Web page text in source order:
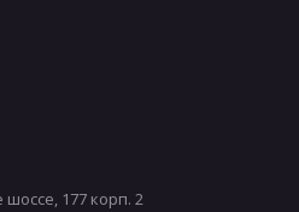
шоссе, 177 корп. 2